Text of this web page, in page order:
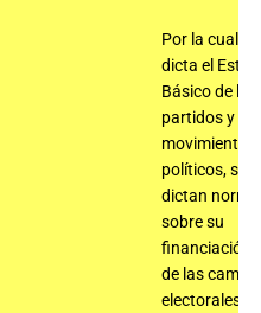
Por la cual se
dicta el
Básico de los
partidos y
movimientos
políticos, se
dictan
sobre su
financiación
de las
electorales y